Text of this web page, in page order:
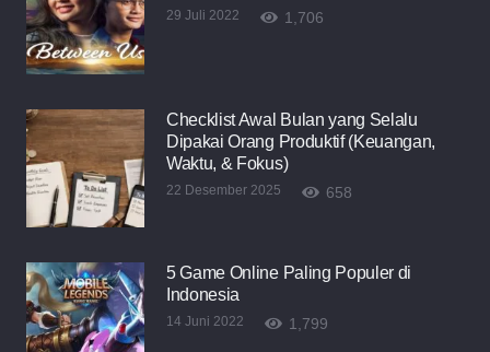
29 Juli 2022 1,706
Checklist Awal Bulan yang Selalu
Dipakai Orang Produktif (Keuangan,
Waktu, & Fokus)
22 Desember 2025 658
5 Game Online Paling Populer di
Indonesia
14 Juni 2022 1,799